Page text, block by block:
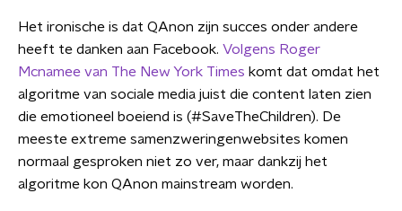
Het ironische is dat QAnon zijn succes onder andere
heeft te danken aan Facebook. Volgens Roger
Mcnamee van The New York Times komt dat omdat het
algoritme van sociale media juist die content laten zien
die emotioneel boeiend is (#SaveTheChildren). De
meeste extreme samenzweringenwebsites komen
normaal gesproken niet zo ver, maar dankzij het
algoritme kon QAnon mainstream worden.